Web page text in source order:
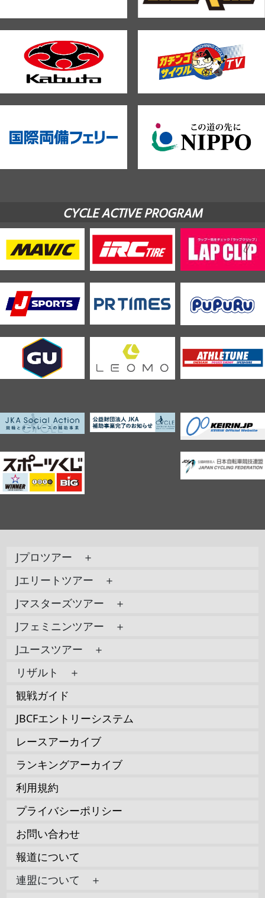
CYCLE ACTIVE PROGRAM
Jプロツアー ＋
Jエリートツアー ＋
Jマスターズツアー ＋
Jフェミニンツアー ＋
Jユースツアー ＋
リザルト ＋
観戦ガイド
JBCFエントリーシステム
レースアーカイブ
ランキングアーカイブ
利用規約
プライバシーポリシー
お問い合わせ
報道について
連盟について ＋